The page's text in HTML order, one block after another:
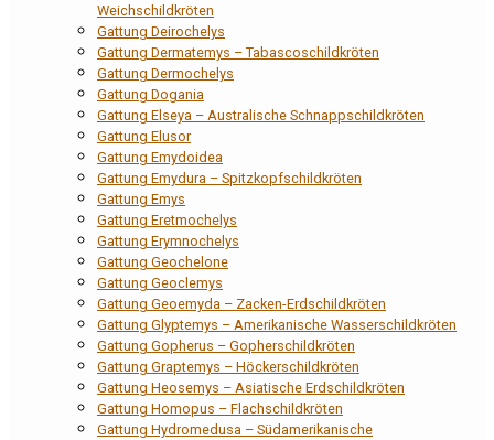
Weichschildkröten
Gattung Deirochelys
Gattung Dermatemys – Tabascoschildkröten
Gattung Dermochelys
Gattung Dogania
Gattung Elseya – Australische Schnappschildkröten
Gattung Elusor
Gattung Emydoidea
Gattung Emydura – Spitzkopfschildkröten
Gattung Emys
Gattung Eretmochelys
Gattung Erymnochelys
Gattung Geochelone
Gattung Geoclemys
Gattung Geoemyda – Zacken-Erdschildkröten
Gattung Glyptemys – Amerikanische Wasserschildkröten
Gattung Gopherus – Gopherschildkröten
Gattung Graptemys – Höckerschildkröten
Gattung Heosemys – Asiatische Erdschildkröten
Gattung Homopus – Flachschildkröten
Gattung Hydromedusa – Südamerikanische